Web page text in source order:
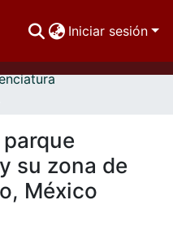
Iniciar sesión
su zona de
México